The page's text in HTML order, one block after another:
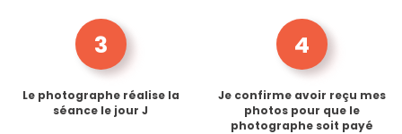
3
Le photographe réalise la
séance le jour J
4
Je confirme avoir reçu mes
photos pour que le
photographe soit payé